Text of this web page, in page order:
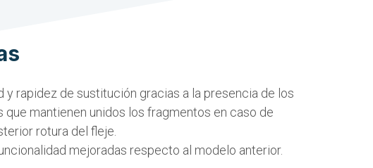
y rapidez de sustitución gracias a la presencia de los
que mantienen unidos los fragmentos en caso de
rotura del fleje.
mejoradas respecto al modelo anterior.